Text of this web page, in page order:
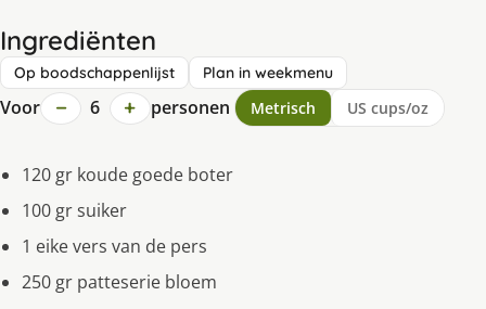
Ingrediënten
Op boodschappenlijst Plan in weekmenu
Voor − 6 + personen Metrisch US cups/oz
120 gr koude goede boter
100 gr suiker
1 eike vers van de pers
250 gr patteserie bloem